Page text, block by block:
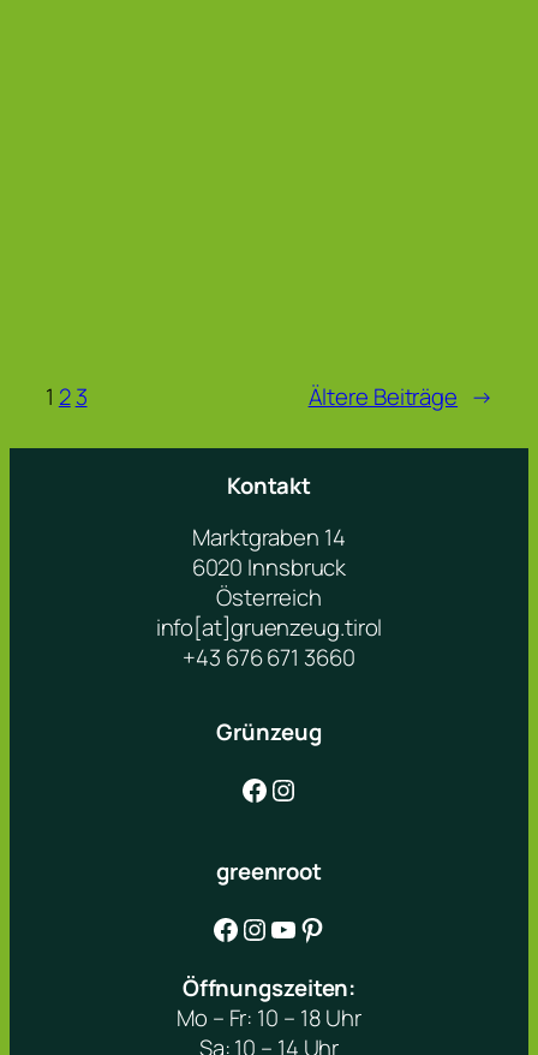
1 2 3 Ältere Beiträge →
Kontakt
Marktgraben 14
6020 Innsbruck
Österreich
info[at]gruenzeug.tirol
+43 676 671 3660
Grünzeug
Facebook Instagram
greenroot
Facebook Instagram YouTube Pinterest
Öffnungszeiten:
Mo – Fr: 10 – 18 Uhr
Sa: 10 – 14 Uhr